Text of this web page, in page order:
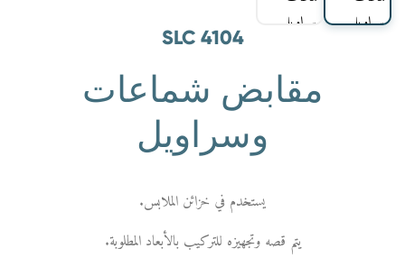
SLC 4104
مقابض شماعات
وسراويل
يستخدم في خزائن الملابس.
يتم قصه وتجهيزه للتركيب بالأبعاد المطلوبة.